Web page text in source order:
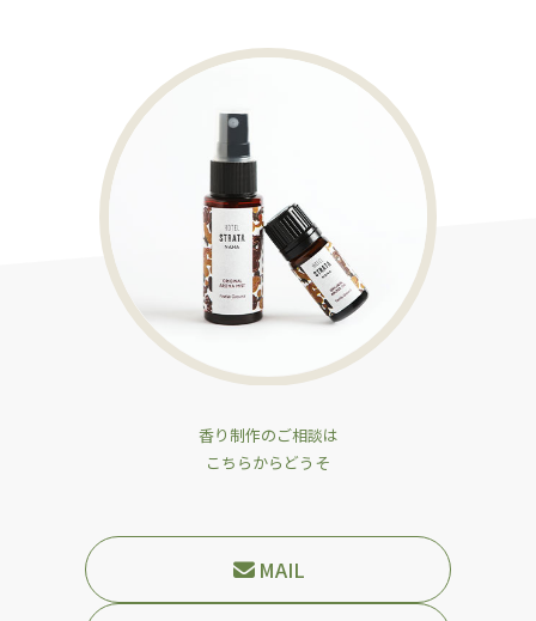
香り制作のご相談は
こちらからどうそ
MAIL